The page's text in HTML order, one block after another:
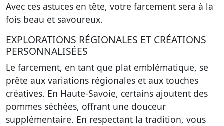
Avec ces astuces en tête, votre farcement sera à la
fois beau et savoureux.
EXPLORATIONS RÉGIONALES ET CRÉATIONS
PERSONNALISÉES
Le farcement, en tant que plat emblématique, se
prête aux variations régionales et aux touches
créatives. En Haute-Savoie, certains ajoutent des
pommes séchées, offrant une douceur
supplémentaire. En respectant la tradition, vous